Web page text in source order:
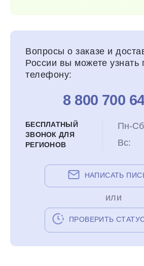
Вопросы о заказе и
России вы можете узнать
телефону:
8 800 700
БЕСПЛАТНЫЙ
ЗВОНОК ДЛЯ
РЕГИОНОВ
Пн-
Вс:
НАПИСАТЬ
или
ПРОВЕРИТЬ